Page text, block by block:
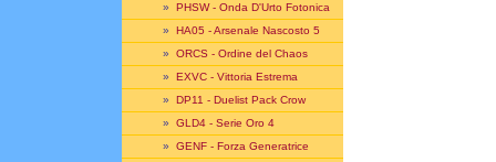
» PHSW - Onda D'Urto Fotonica
» HA05 - Arsenale Nascosto 5
» ORCS - Ordine del Chaos
» EXVC - Vittoria Estrema
» DP11 - Duelist Pack Crow
» GLD4 - Serie Oro 4
» GENF - Forza Generatrice